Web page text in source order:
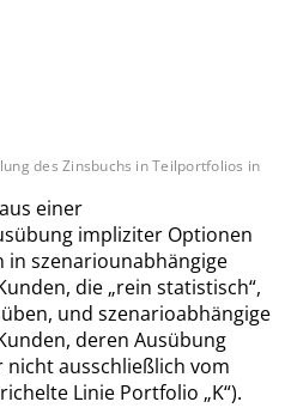
des Zinsbuchs in Teilportfolios in
einer
impliziter Optionen
in szenariounabhängige
die „rein statistisch“,
und szenarioabhängige
deren Ausübung
nicht ausschließlich vom
Linie Portfolio „K“).